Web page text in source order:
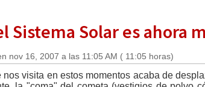
Sistema Solar es ahora
nov 16, 2007 a las 11:05 AM ( 11:05 horas)
nos visita en estos momentos acaba de